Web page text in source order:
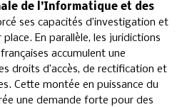
de l’Informatique et des
ses capacités d’investigation et
En parallèle, les juridictions
accumulent une
droits d’accès, de rectification et
Cette montée en puissance du
une demande forte pour des